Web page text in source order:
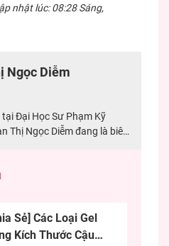
nhật lúc: 08:28 Sáng,
Ngọc Diễm
Đại Học Sư Phạm Kỹ
Thị Ngọc Diễm đang là biên
bảo nội dung chính xác, an
Sẻ] Các Loại Gel
Kích Thước Cậu